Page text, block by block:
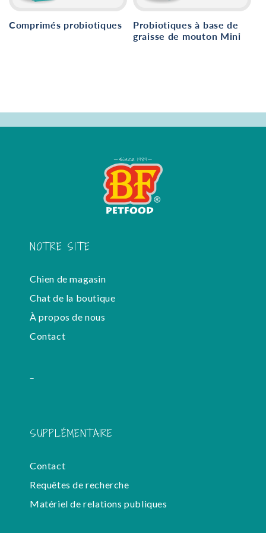
o
Comprimés probiotiques
Probiotiques à base de
graisse de mouton Mini
NOTRE SITE
Chien de magasin
Chat de la boutique
À propos de nous
Contact
-
SUPPLÉMENTAIRE
Contact
Requêtes de recherche
Matériel de relations publiques